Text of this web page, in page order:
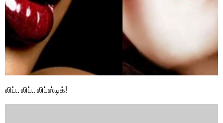
லிப்.. லிப்.. லிப்ஸ்டிக்!